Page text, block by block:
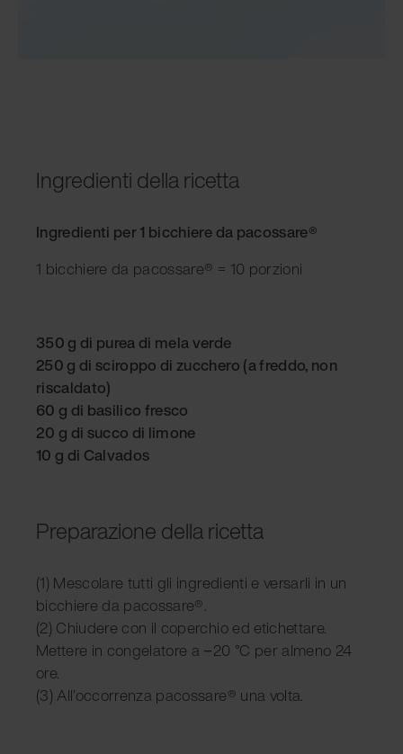
Ingredienti della ricetta
Ingredienti per 1 bicchiere da pacossare®
1 bicchiere da pacossare® = 10 porzioni
350 g di purea di mela verde
250 g di sciroppo di zucchero (a freddo, non
riscaldato)
60 g di basilico fresco
20 g di succo di limone
10 g di Calvados
Preparazione della ricetta
(1) Mescolare tutti gli ingredienti e versarli in un
bicchiere da pacossare®.
(2) Chiudere con il coperchio ed etichettare.
Mettere in congelatore a −20 °C per almeno 24
ore.
(3) All’occorrenza pacossare® una volta.